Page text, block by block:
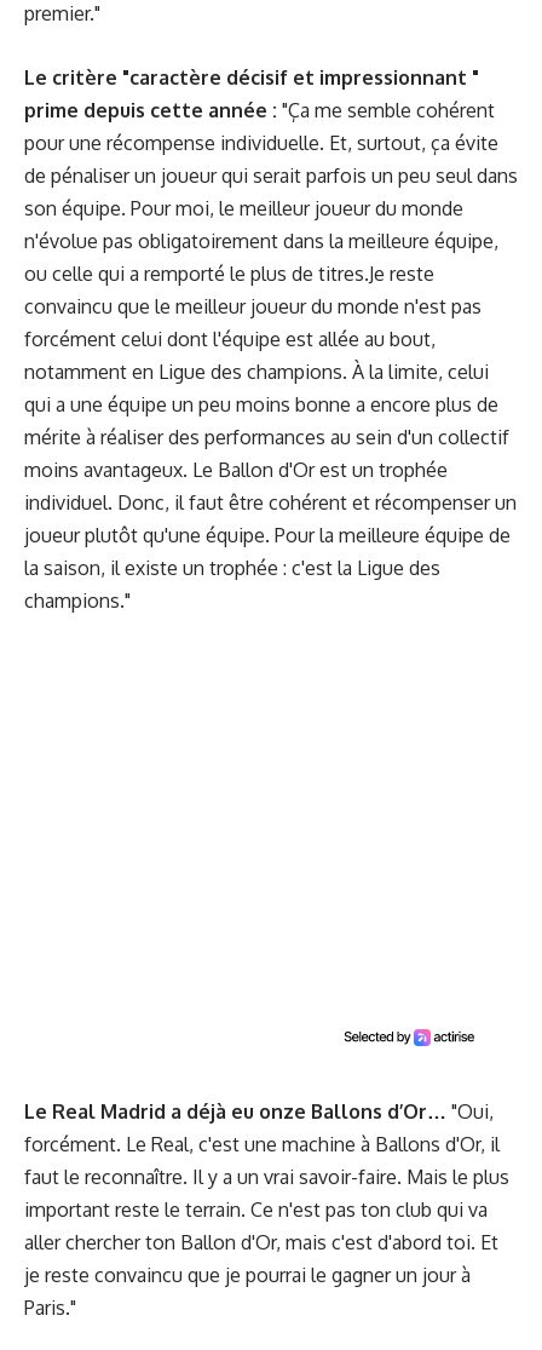
premier."
Le critère "caractère décisif et impressionnant "
prime depuis cette année : "Ça me semble cohérent
pour une récompense individuelle. Et, surtout, ça évite
de pénaliser un joueur qui serait parfois un peu seul dans
son équipe. Pour moi, le meilleur joueur du monde
n'évolue pas obligatoirement dans la meilleure équipe,
ou celle qui a remporté le plus de titres.Je reste
convaincu que le meilleur joueur du monde n'est pas
forcément celui dont l'équipe est allée au bout,
notamment en Ligue des champions. À la limite, celui
qui a une équipe un peu moins bonne a encore plus de
mérite à réaliser des performances au sein d'un collectif
moins avantageux. Le Ballon d'Or est un trophée
individuel. Donc, il faut être cohérent et récompenser un
joueur plutôt qu'une équipe. Pour la meilleure équipe de
la saison, il existe un trophée : c'est la Ligue des
champions."
Le Real Madrid a déjà eu onze Ballons d’Or… "Oui,
forcément. Le Real, c'est une machine à Ballons d'Or, il
faut le reconnaître. Il y a un vrai savoir-faire. Mais le plus
important reste le terrain. Ce n'est pas ton club qui va
aller chercher ton Ballon d'Or, mais c'est d'abord toi. Et
je reste convaincu que je pourrai le gagner un jour à
Paris."